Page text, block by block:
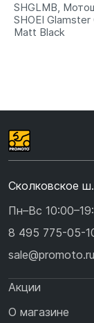
SHGLMB,
SHOEI Glamster
Matt Black
Сколковское
Пн–Вс
8 495 775-05-
sale@promoto.ru
Акции
О магазине